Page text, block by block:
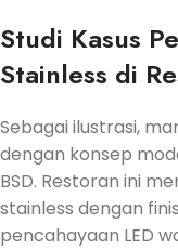
Studi Kasus
Stainless di
Sebagai ilustrasi,
dengan konsep
BSD. Restoran ini
stainless dengan
pencahayaan LED